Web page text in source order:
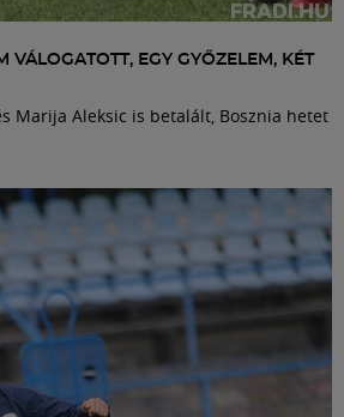
VÁLOGATOTT, EGY GYŐZELEM, KÉT
Marija Aleksic is betalált, Bosznia hetet